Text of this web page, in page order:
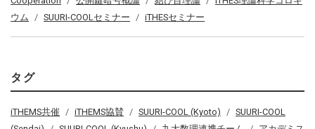
ウム
SUURI-COOLセミナー iTHESセミナー
タグ
iTHEMS共催 iTHEMS協賛 SUURI-COOL (Kyoto)
SUURI-COOL